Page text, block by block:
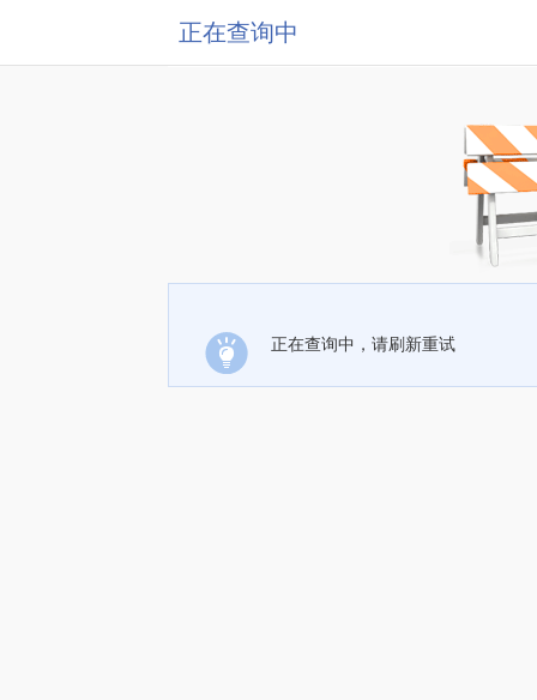
正在查询中
正在查询中，请刷新重试